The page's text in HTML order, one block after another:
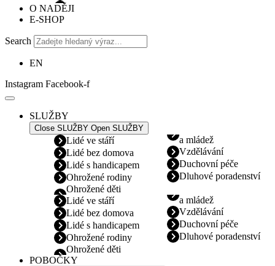
O NADĚJI
E-SHOP
Search
EN
Instagram Facebook-f
SLUŽBY
Close SLUŽBY Open SLUŽBY
Lidé ve stáří
Lidé bez domova
Lidé s handicapem
Ohrožené rodiny
Ohrožené děti
a mládež
Vzdělávání
Duchovní péče
Dluhové poradenství
Lidé ve stáří
Lidé bez domova
Lidé s handicapem
Ohrožené rodiny
Ohrožené děti
a mládež
Vzdělávání
Duchovní péče
Dluhové poradenství
POBOČKY